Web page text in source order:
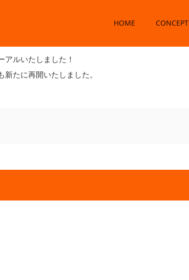
HOME CONCEPT
しました
ルいたしました！
たに再開いたしました。